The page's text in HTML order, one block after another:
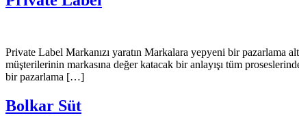
Private Label Markanızı yaratın Markalara yepyeni bir
müşterilerinin markasına değer katacak bir anlayışı tüm
bir pazarlama […]
Bolkar Süt